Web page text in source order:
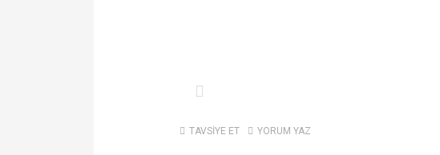
TAVSİYE ET YORUM YAZ